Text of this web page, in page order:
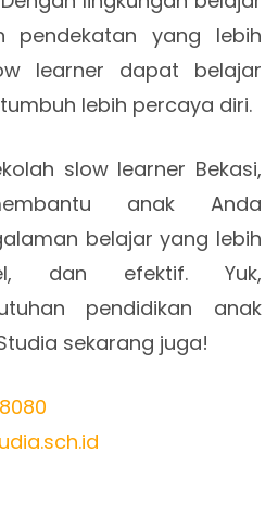
pendekatan yang lebih
learner dapat belajar
lebih percaya diri.
slow learner Bekasi,
anak Anda
belajar yang lebih
dan efektif. Yuk,
pendidikan anak
sekarang juga!